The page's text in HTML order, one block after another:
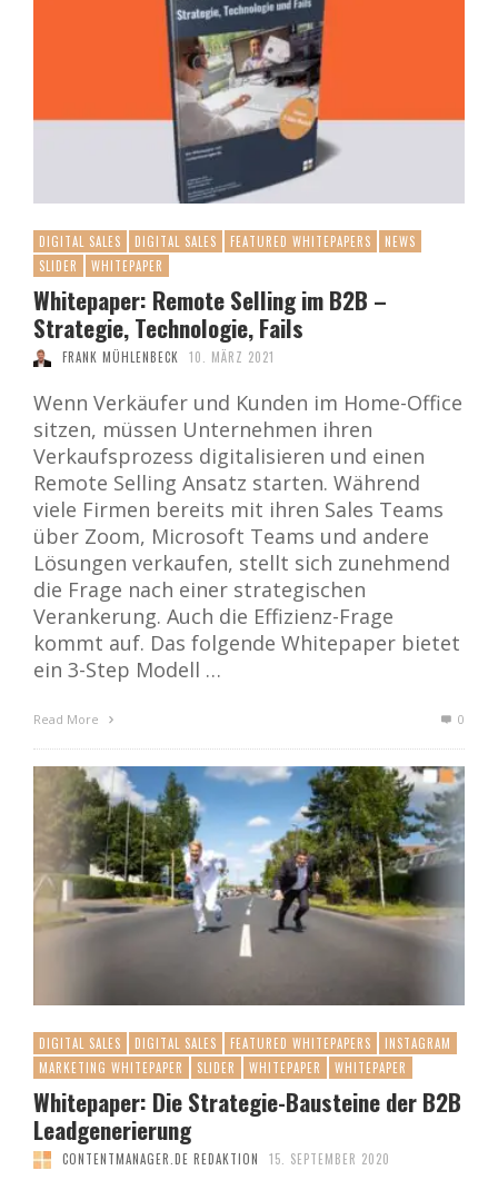
DIGITAL SALES DIGITAL SALES FEATURED WHITEPAPERS
NEWS
SLIDER
WHITEPAPER
Whitepaper: Remote Selling im B2B –
Strategie, Technologie, Fails
FRANK MÜHLENBECK 10. MÄRZ 2021
Wenn Verkäufer und Kunden im Home-Office
sitzen, müssen Unternehmen ihren
Verkaufsprozess digitalisieren und einen
Remote Selling Ansatz starten. Während
viele Firmen bereits mit ihren Sales Teams
über Zoom, Microsoft Teams und andere
Lösungen verkaufen, stellt sich zunehmend
die Frage nach einer strategischen
Verankerung. Auch die Effizienz-Frage
kommt auf. Das folgende Whitepaper bietet
ein 3-Step Modell …
Read More 0
DIGITAL SALES DIGITAL SALES FEATURED WHITEPAPERS
INSTAGRAM
MARKETING WHITEPAPER
SLIDER WHITEPAPER WHITEPAPER
Whitepaper: Die Strategie-Bausteine der B2B
Leadgenerierung
CONTENTMANAGER.DE REDAKTION 15. SEPTEMBER 2020